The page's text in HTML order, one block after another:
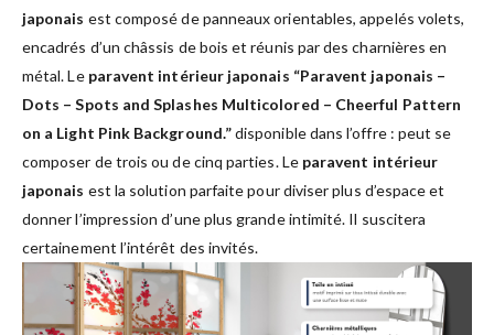
japonais est composé de panneaux orientables, appelés volets,
encadrés d’un châssis de bois et réunis par des charnières en
métal. Le paravent intérieur japonais “Paravent japonais –
Dots – Spots and Splashes Multicolored – Cheerful Pattern
on a Light Pink Background.”disponible dans l’offre : peut se
composer de trois ou de cinq parties. Le paravent intérieur
japonais est la solution parfaite pour diviser plus d’espace et
donner l’impression d’une plus grande intimité. Il suscitera
certainement l’intérêt des invités.